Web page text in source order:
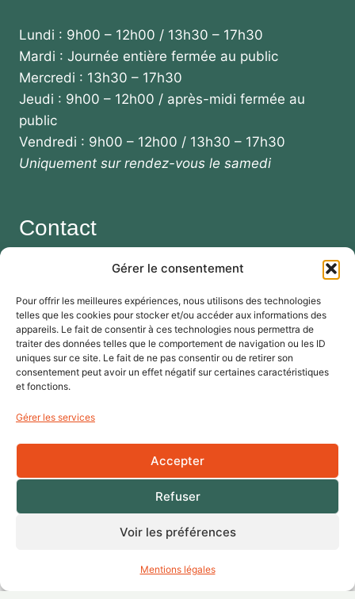
Gérer le consentement
Pour offrir les meilleures expériences, nous utilisons des technologies
telles que les cookies pour stocker et/ou accéder aux informations des
appareils. Le fait de consentir à ces technologies nous permettra de
traiter des données telles que le comportement de navigation ou les ID
uniques sur ce site. Le fait de ne pas consentir ou de retirer son
consentement peut avoir un effet négatif sur certaines caractéristiques
et fonctions.
Gérer les services
Accepter
Refuser
Voir les préférences
Mentions légales
Lundi : 9h00 – 12h00 / 13h30 – 17h30
Mardi : Journée entière fermée au public
Mercredi : 13h30 – 17h30
Jeudi : 9h00 – 12h00 / après-midi fermée au
public
Vendredi : 9h00 – 12h00 / 13h30 – 17h30
Uniquement sur rendez-vous le samedi
Contact
Mairie de Saint Caprais de Lerm
123 Route d'Agen
47270 SAINT CAPRAIS DE LERM
Téléphone :
+33 (0)5 53 99 87 73
Accessibilité